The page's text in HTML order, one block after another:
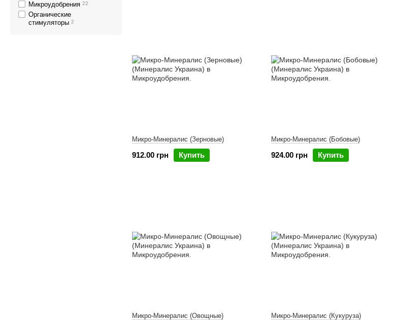
Микро-Минералис (Зерновые)
912.00 грн Купить
Микро-Минералис (Бобовые)
924.00 грн Купить
Микро-Минералис (Овощные) Микро-Минералис (Кукуруза)
Микроудобрения 22
Органические
стимуляторы 2